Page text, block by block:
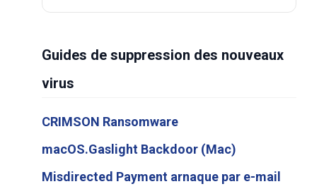
Guides de suppression des nouveaux
virus
CRIMSON Ransomware
macOS.Gaslight Backdoor (Mac)
Misdirected Payment arnaque par e-mail